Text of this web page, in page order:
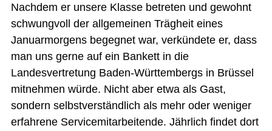
Nachdem er unsere Klasse betreten und gewohnt
schwungvoll der allgemeinen Trägheit eines
Januarmorgens begegnet war, verkündete er, dass
man uns gerne auf ein Bankett in die
Landesvertretung Baden-Württembergs in Brüssel
mitnehmen würde. Nicht aber etwa als Gast,
sondern selbstverständlich als mehr oder weniger
erfahrene Servicemitarbeitende. Jährlich findet dort